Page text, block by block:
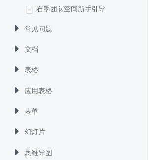
石墨团队空间新手引导
常见问题
文档
表格
应用表格
表单
幻灯片
思维导图